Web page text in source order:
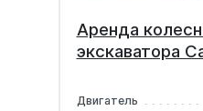
Аренда
экскаватора
Двигатель